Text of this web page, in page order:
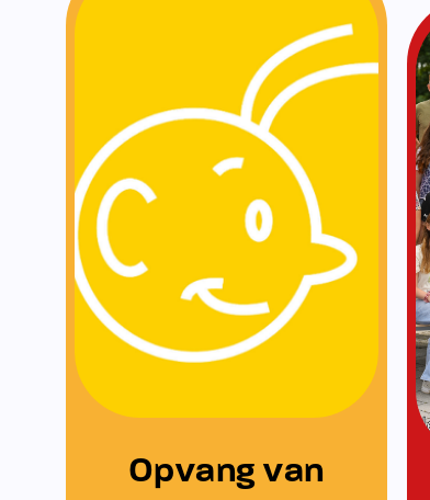
Opvang van KomKids
Wij werken